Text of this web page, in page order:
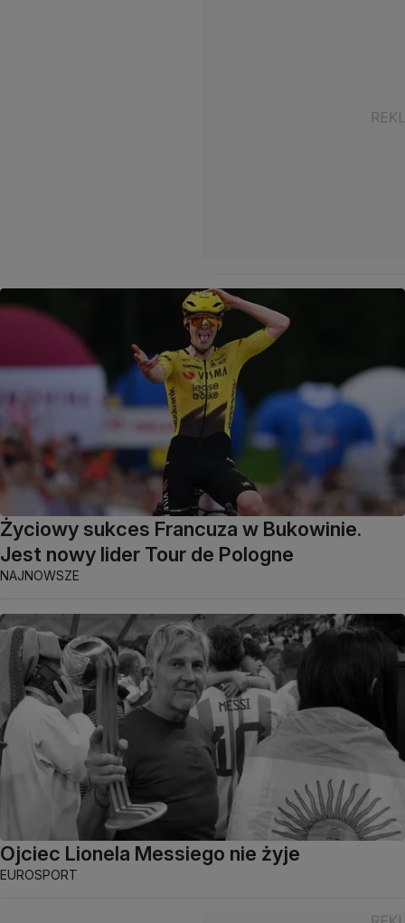
Życiowy sukces Francuza w Bukowinie.
Jest nowy lider Tour de Pologne
NAJNOWSZE
Ojciec Lionela Messiego nie żyje
EUROSPORT